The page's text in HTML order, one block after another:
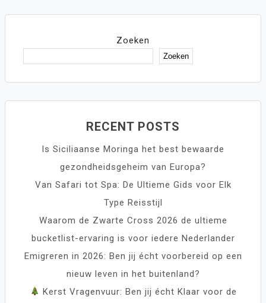
Zoeken
Zoeken
RECENT POSTS
Is Siciliaanse Moringa het best bewaarde
gezondheidsgeheim van Europa?
Van Safari tot Spa: De Ultieme Gids voor Elk
Type Reisstijl
Waarom de Zwarte Cross 2026 de ultieme
bucketlist-ervaring is voor iedere Nederlander
Emigreren in 2026: Ben jij écht voorbereid op een
nieuw leven in het buitenland?
Kerst Vragenvuur: Ben jij écht Klaar voor de